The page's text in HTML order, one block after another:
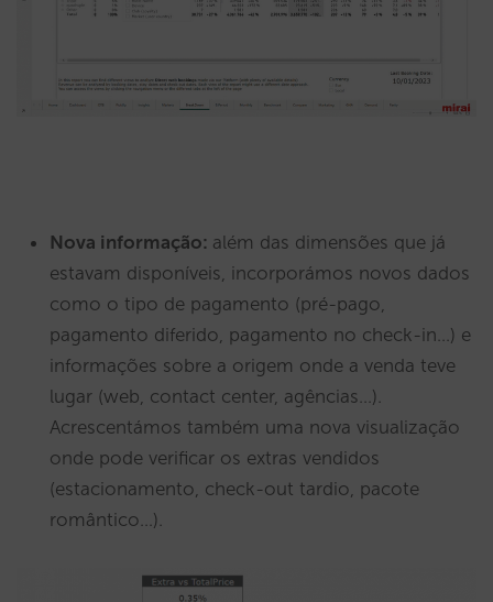
Nova informação: além das dimensões que já
estavam disponíveis, incorporámos novos dados
como o tipo de pagamento (pré-pago,
pagamento diferido, pagamento no check-in…) e
informações sobre a origem onde a venda teve
lugar (web, contact center, agências…).
Acrescentámos também uma nova visualização
onde pode verificar os extras vendidos
(estacionamento, check-out tardio, pacote
romântico…).